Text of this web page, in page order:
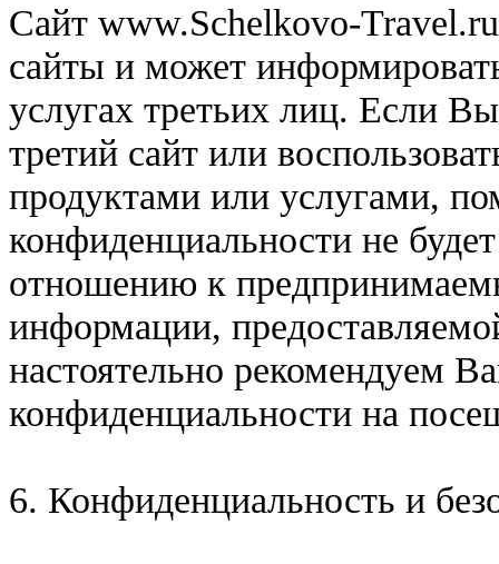
Сайт www.Schelkovo-
сайты и может
услугах третьих лиц. Если
третий сайт или
продуктами или услугами,
конфиденциальности не
отношению к
информации,
настоятельно рекомендуем
конфиденциальности на
6. Конфиденциальность и